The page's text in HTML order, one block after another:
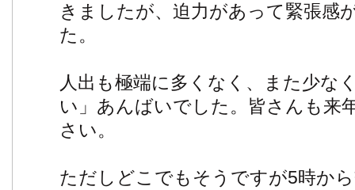
きましたが、迫力があって緊張感
た。
人出も極端に多くなく、また少な
い」あんばいでした。皆さんも来
さい。
ただしどこでもそうですが5時か